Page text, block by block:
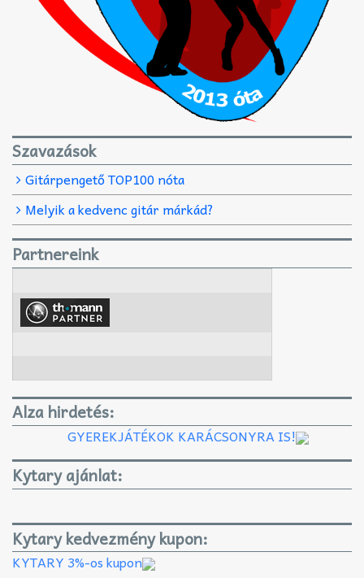
Szavazások
Gitárpengető TOP100 nóta
Melyik a kedvenc gitár márkád?
Partnereink
Alza hirdetés:
GYEREKJÁTÉKOK KARÁCSONYRA IS!
Kytary ajánlat:
Kytary kedvezmény kupon:
KYTARY 3%-os kupon